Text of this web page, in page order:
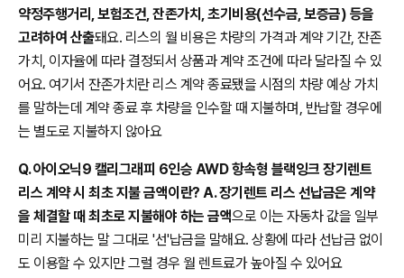
약정주행거리, 보험조건, 잔존가치, 초기비용(선수금, 보증금) 등을
고려하여 산출돼요. 리스의 월 비용은 차량의 가격과 계약 기간, 잔존
가치, 이자율에 따라 결정되서 상품과 계약 조건에 따라 달라질 수 있
어요. 여기서 잔존가치란 리스 계약 종료됐을 시점의 차량 예상 가치
를 말하는데 계약 종료 후 차량을 인수할 때 지불하며, 반납할 경우에
는 별도로 지불하지 않아요
Q. 아이오닉9 캘리그래피 6인승 AWD 항속형 블랙잉크 장기렌트
리스 계약 시 최초 지불 금액이란? A. 장기렌트 리스 선납금은 계약
을 체결할 때 최초로 지불해야 하는 금액으로 이는 자동차 값을 일부
미리 지불하는 말 그대로 '선'납금을 말해요. 상황에 따라 선납금 없이
도 이용할 수 있지만 그럴 경우 월 렌트료가 높아질 수 있어요